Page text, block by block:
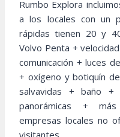
Rumbo Explora
a los locales con un
rápidas tienen 20 y
Volvo Penta +
comunicación + luces
+ oxígeno y botiquín
salvavidas + baño +
panorámicas +
empresas locales no
visitantes.